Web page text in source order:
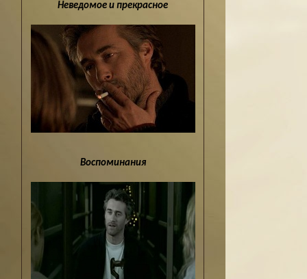
Неведомое и прекрасное
Воспоминания